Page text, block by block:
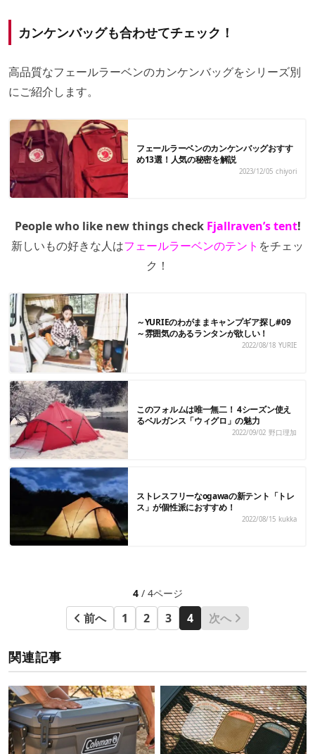
カンケンバッグも合わせてチェック！
高品質なフェールラーベンのカンケンバッグをシリーズ別
にご紹介します。
フェールラーベンのカンケンバッグおすす
め13選！人気の秘密を解説
2023/12/05 chiyori
People who like new things check Fjallraven’s tent!
新しいもの好きな人はフェールラーベンのテント をチェッ
ク！
～YURIEのわがままキャンプギア探し#09
～雰囲気のあるランタンが欲しい！
2022/08/18 YURIE
このフォルムは唯一無二！ 4シーズン使え
るベルガンス「ウィグロ」の魅力
2022/09/02 野口理加
ストレスフリーなogawaの新テント「トレ
ス」が個性派におすすめ！
2022/08/15 kukka
4/ 4ページ
前へ 1 2 3 4 次へ
関連記事